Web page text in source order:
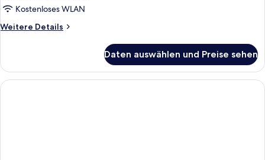
Kostenloses WLAN
Weitere Details
Weitere
Daten auswählen und Preise sehen